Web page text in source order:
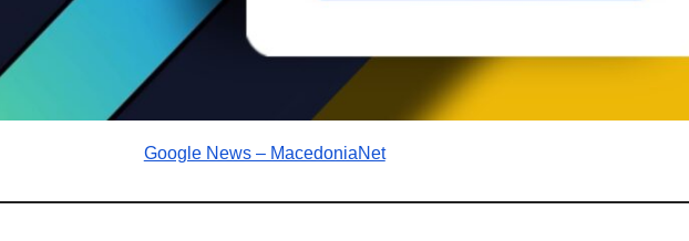
Google News – MacedoniaNet